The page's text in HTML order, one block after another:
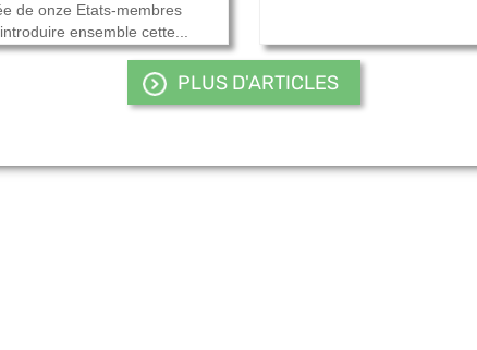
de onze Etats-membres
ensemble cette...
PLUS D'ARTICLES